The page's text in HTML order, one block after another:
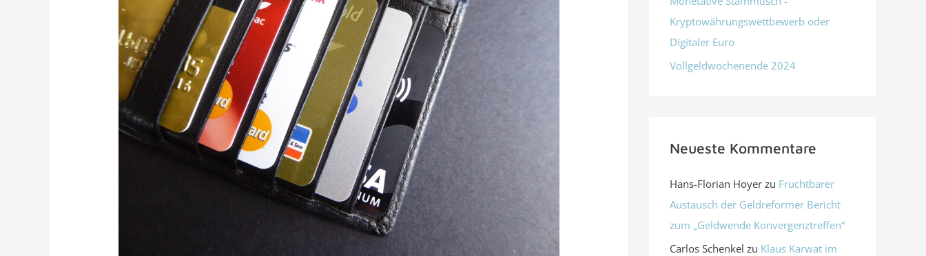
Kryptowährungswettbewerb oder
Digitaler Euro
Vollgeldwochenende 2024
Neueste Kommentare
Hans-Florian Hoyer zu Fruchtbarer
Austausch der Geldreformer Bericht
zum „Geldwende Konvergenztreffen“
Carlos Schenkel zu Klaus Karwat im